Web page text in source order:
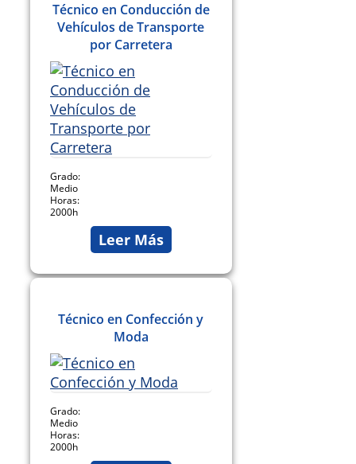
Técnico en Conducción de
Vehículos de Transporte
por Carretera
Grado:
Medio
Horas:
2000h
Leer Más
Técnico en Confección y
Moda
Grado:
Medio
Horas:
2000h